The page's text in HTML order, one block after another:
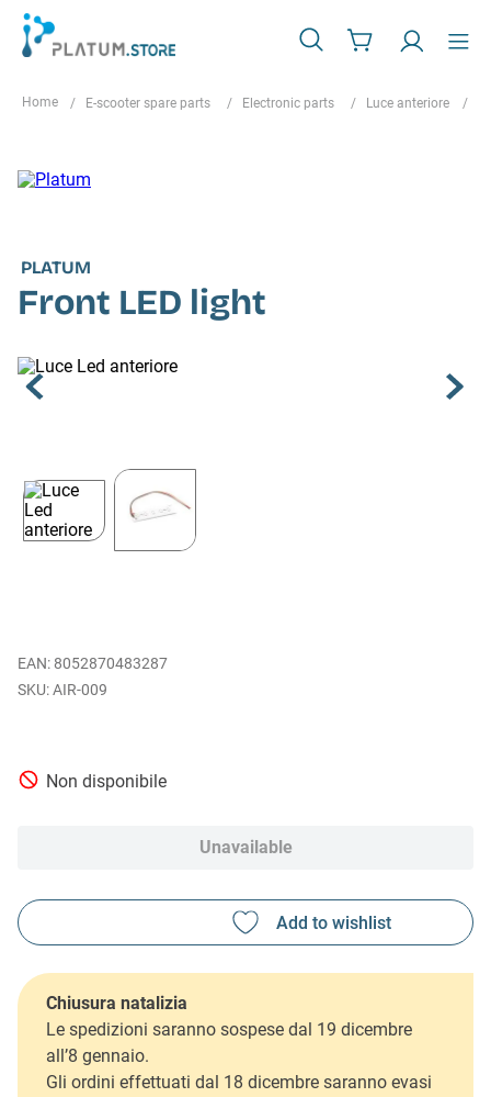
E-scooter spare parts Electronic parts Luce anteriore
PLATUM
Front LED light
EAN: 8052870483287
AIR-009
Non disponibile
Unavailable
Chiusura natalizia
Le spedizioni saranno sospese dal 19 dicembre
all’8 gennaio.
Gli ordini effettuati dal 18 dicembre saranno evasi